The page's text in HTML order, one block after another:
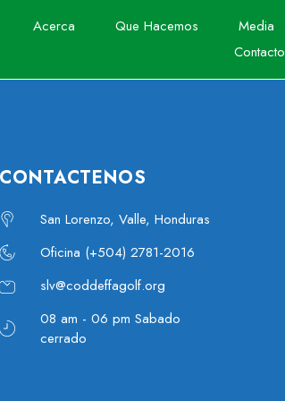
Acerca Que Hacemos Media
Contacto
CONTACTENOS
San Lorenzo, Valle, Honduras
Oficina (+504) 2781-2016
slv@coddeffagolf.org
08 am - 06 pm Sabado
cerrado